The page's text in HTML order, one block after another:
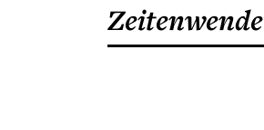
Zeitenwende